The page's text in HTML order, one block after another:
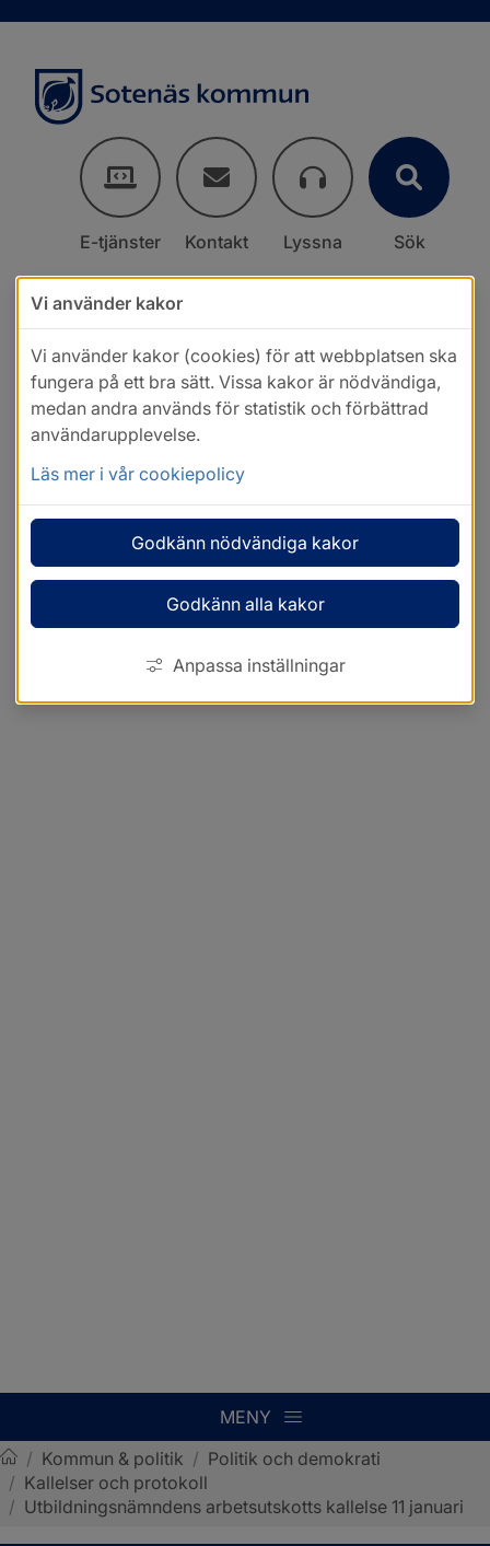
E-tjänster Kontakt Lyssna Sök
MENY
Sotenäs kommun
/ Kommun & politik / Politik och demokrati
/ Kallelser och protokoll
/ Utbildningsnämndens arbetsutskotts kallelse 11 januari
Vi använder kakor
Vi använder kakor (cookies) för att webbplatsen ska
fungera på ett bra sätt. Vissa kakor är nödvändiga,
medan andra används för statistik och förbättrad
användarupplevelse.
Läs mer i vår cookiepolicy
Godkänn nödvändiga kakor
Godkänn alla kakor
Anpassa inställningar